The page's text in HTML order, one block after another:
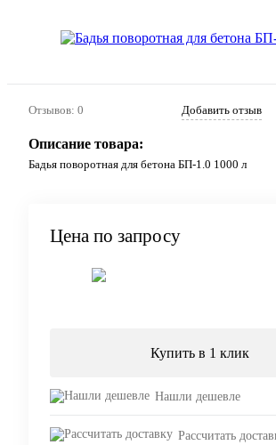
Отзывов: 0 Добавить отзыв
Описание товара:
Бадья поворотная для бетона БП-1.0 1000 л
Цена по запросу
Купить в 1 клик
Нашли дешевле
Рассчитать